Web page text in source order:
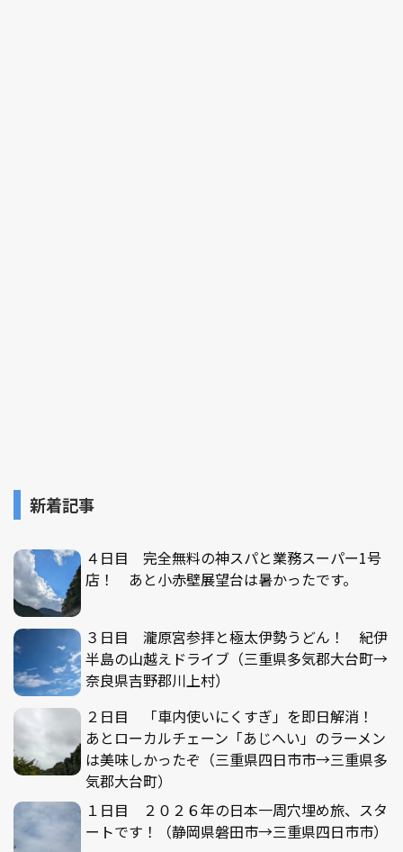
新着記事
４日目 完全無料の神スパと業務スーパー1号
店！ あと小赤壁展望台は暑かったです。
３日目 瀧原宮参拝と極太伊勢うどん！ 紀伊
半島の山越えドライブ（三重県多気郡大台町→
奈良県吉野郡川上村）
２日目 「車内使いにくすぎ」を即日解消！
あとローカルチェーン「あじへい」のラーメン
は美味しかったぞ（三重県四日市市→三重県多
気郡大台町）
１日目 ２０２６年の日本一周穴埋め旅、スタ
ートです！（静岡県磐田市→三重県四日市市）